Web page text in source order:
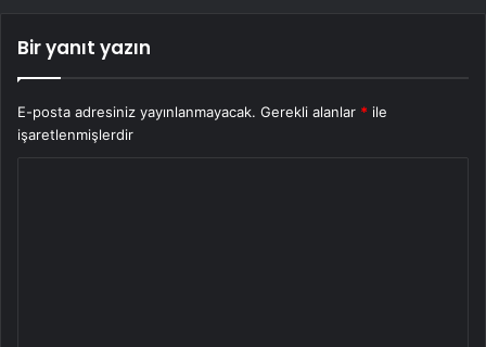
Bir yanıt yazın
E-posta adresiniz yayınlanmayacak. Gerekli alanlar * ile
işaretlenmişlerdir